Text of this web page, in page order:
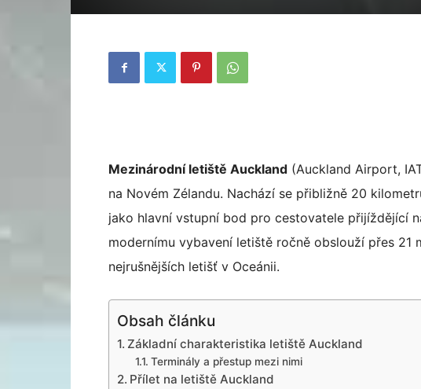
Mezinárodní letiště Auckland (Auckland Airport,
na Novém Zélandu. Nachází se přibližně 20
jako hlavní vstupní bod pro cestovatele přijíždějící
modernímu vybavení letiště ročně obslouží přes 21
nejrušnějších letišť v Oceánii.
Obsah článku
Základní charakteristika letiště Auckland
Terminály a přestup mezi nimi
Přílet na letiště Auckland